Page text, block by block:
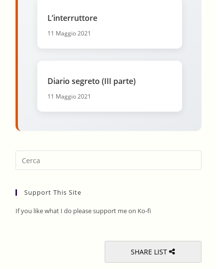
L’interruttore
11 Maggio 2021
Diario segreto (III parte)
11 Maggio 2021
Support This Site
If you like what I do please support me on Ko-fi
SHARE LIST